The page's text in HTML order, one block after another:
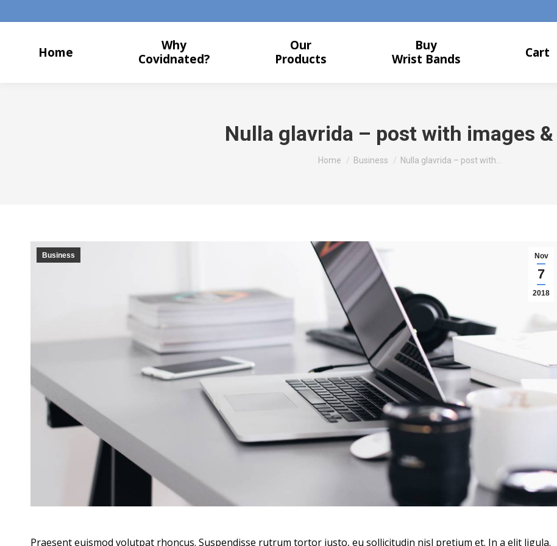
Home
Why
Covidnated?
Our
Products
Buy
Wrist Bands
Cart
Nulla glavrida – post with images
You are here:
Home Business Nulla glavrida – post with…
Nov
7
2018
Business
Praesent euismod volutpat rhoncus. Suspendisse rutrum tortor justo, eu sollicitudin nisl pretium et. In a elit ligula.